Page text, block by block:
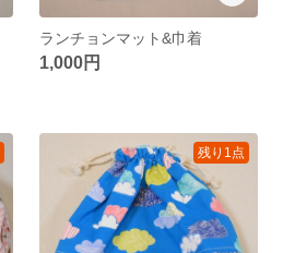
ランチョンマット&巾着
1,000円
残り1点